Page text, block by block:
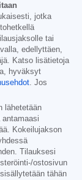
jotka
tai
edellyttäen,
Katso lisätietoja
hyväksyt
. Jos
lähetetään
Kokeilujakson
Tilauksesi
ostosivun
tähän